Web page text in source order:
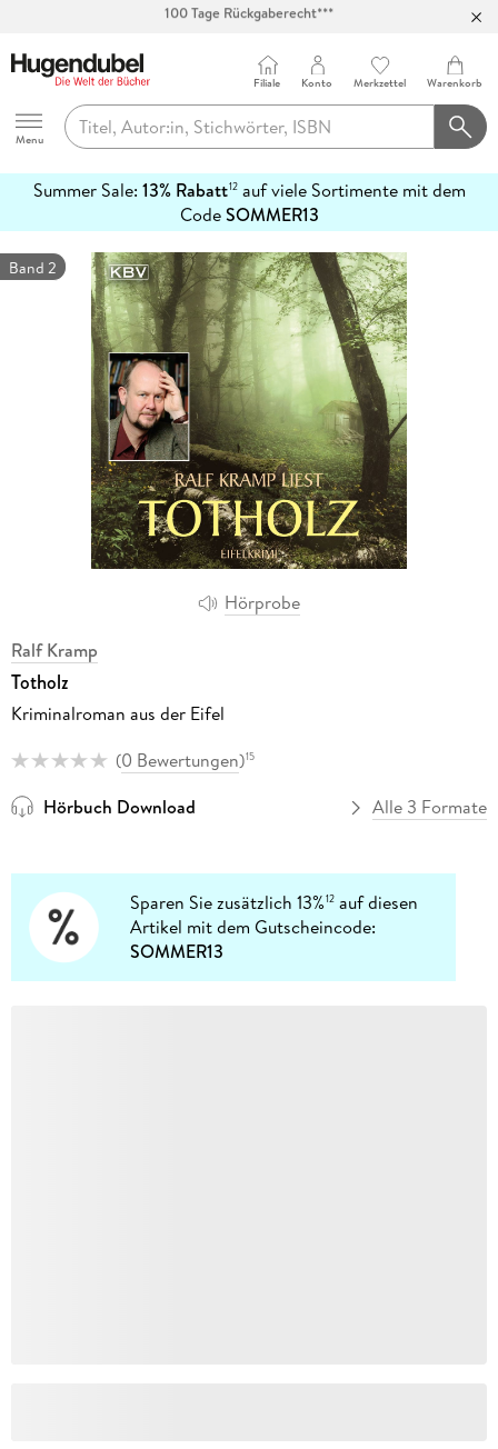
Abholung in über 100 Filialen
Hugendubel
Menu
Filiale Konto Merkzettel Warenkorb
Summer Sale: 13% Rabatt12auf viele Sortimente mit dem
CodeSOMMER13
erfahren
Hörprobe
Band 2
Ralf Kramp
Totholz
Kriminalroman aus der Eifel
(0 Bewertungen)15
Hörbuch Download Alle 3 Formate
Sparen Sie zusätzlich 13%12 auf diesen
Artikel mit dem Gutscheincode:
SOMMER13